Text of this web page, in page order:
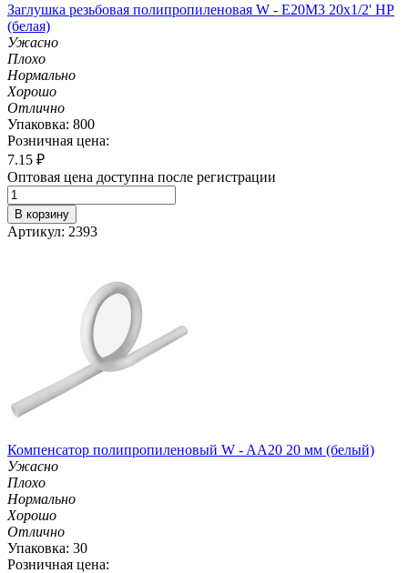
Заглушка резьбовая полипропиленовая W - E20M3 20х1/2' НР
(белая)
Ужасно
Плохо
Нормально
Хорошо
Отлично
Упаковка: 800
Розничная цена:
7.15 ₽
Оптовая цена доступна после регистрации
В корзину
Артикул: 2393
Компенсатор полипропиленовый W - AA20 20 мм (белый)
Ужасно
Плохо
Нормально
Хорошо
Отлично
Упаковка: 30
Розничная цена: